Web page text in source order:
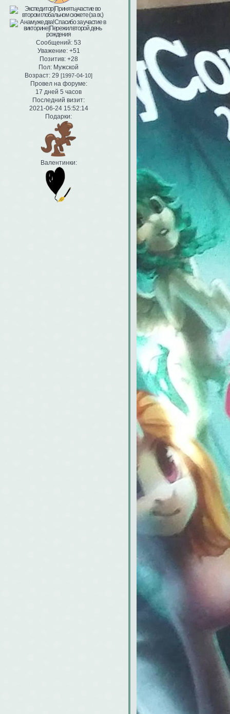
Сообщений: 53
Уважение: +51
Позитив: +28
Пол: Мужской
Возраст: 29 [1997-04-10]
Провел на форуме:
17 дней 5 часов
Последний визит:
2021-06-24 15:52:14
Подарки:
Валентинки: